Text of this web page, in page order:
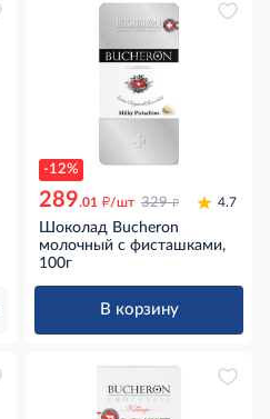
-12%
289.01 д/шт 329 д 4.7
Шоколад Bucheron
молочный с фисташками,
100г
В корзину